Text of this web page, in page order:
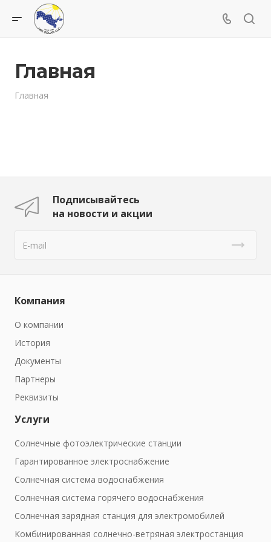
Главная
Главная
Подписывайтесь
на новости и акции
Компания
О компании
История
Документы
Партнеры
Реквизиты
Услуги
Солнечные фотоэлектрические станции
Гарантированное электроснабжение
Солнечная система водоснабжения
Солнечная система горячего водоснабжения
Солнечная зарядная станция для электромобилей
Комбинированная солнечно-ветряная электростанция